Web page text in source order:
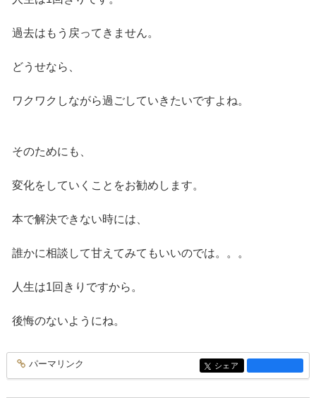
過去はもう戻ってきません。
どうせなら、
ワクワクしながら過ごしていきたいですよね。
そのためにも、
変化をしていくことをお勧めします。
本で解決できない時には、
誰かに相談して甘えてみてもいいのでは。。。
人生は1回きりですから。
後悔のないようにね。
entry3412
パーマリンク entry3412
シェア